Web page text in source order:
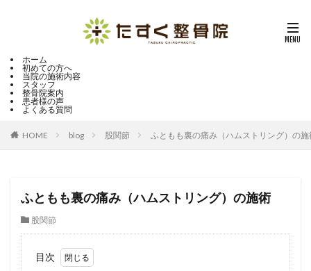
ホーム
初めての方へ
当院の施術内容
スタッフ
整骨院案内
患者様の声
よくある質問
HOME blog 股関節 ふともも裏の痛み（ハムストリング）の施
ふともも裏の痛み（ハムストリング）の施術
股関節
目次